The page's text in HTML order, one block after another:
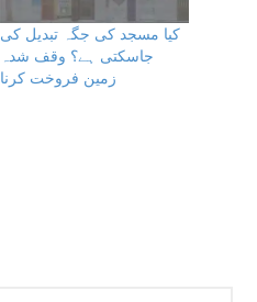
کیا مسجد کی جگہ تبدیل کی
جاسکتی ہے؟ وقف شدہ
زمین فروخت کرنا